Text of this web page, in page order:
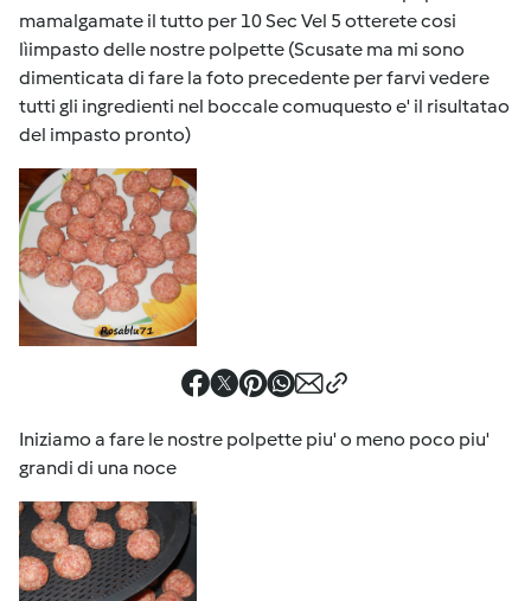
mamalgamate il tutto per 10 Sec Vel 5 otterete cosi
lìimpasto delle nostre polpette (Scusate ma mi sono
dimenticata di fare la foto precedente per farvi vedere
tutti gli ingredienti nel boccale comuquesto e' il risultatao
del impasto pronto)
Iniziamo a fare le nostre polpette piu' o meno poco piu'
grandi di una noce